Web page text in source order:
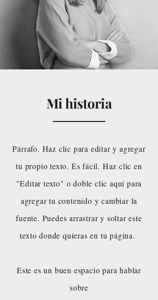
Mi historia
Párrafo. Haz clic para editar y agregar
tu propio texto. Es fácil. Haz clic en
"Editar texto" o doble clic aquí para
agregar tu contenido y cambiar la
fuente. Puedes arrastrar y soltar este
texto donde quieras en tu página.
Este es un buen espacio para hablar
sobre